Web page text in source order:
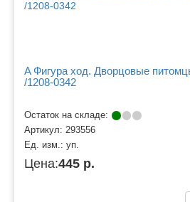
A Фигура ход. Дворцовые
/1208-0342
Остаток на складе:
Артикул: 293556
Ед. изм.: уп.
Цена:445 р.